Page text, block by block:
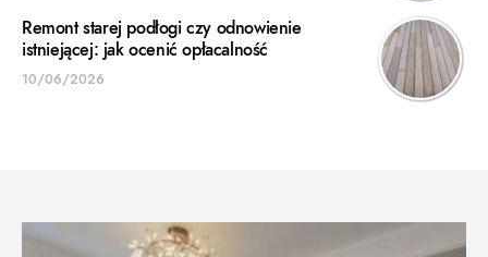
Remont starej podłogi czy odnowienie
istniejącej: jak ocenić opłacalność
10/06/2026